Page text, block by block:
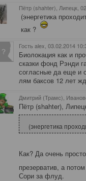
Пётр (shahter), Липецк ,
(энергетика
как ?
Гость alex , 03.02.2014
Биолокация как и
сказки фонд Рэнди
согласные да еще и
лям баксов 12 лет
Дмитрий (Трамс),
Пётр (shahter),
(энергетика
Как? Да очень
презерватив, а
Сори за флуд.